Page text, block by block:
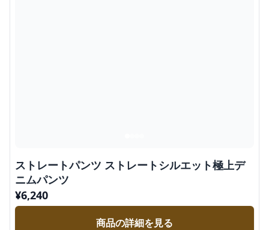
ストレートパンツ ストレートシルエット極上デ
ニムパンツ
¥6,240
商品の詳細を見る